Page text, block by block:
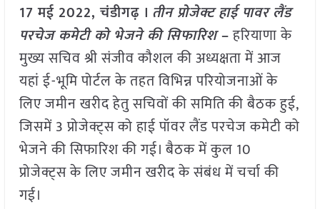
17 मई 2022, चंडीगढ़ । तीन प्रोजेक्ट हाई पावर लैंड
परचेज कमेटी को भेजने की सिफारिश–हरियाणा के
मुख्य सचिव श्री संजीव कौशल की अध्यक्षता में आज
यहां ई-भूमि पोर्टल के तहत विभिन्न परियोजनाओं के
लिए जमीन खरीद हेतु सचिवों की समिति की बैठक हुई,
जिसमें 3 प्रोजेक्ट्स को हाई पॉवर लैंड परचेज कमेटी को
भेजने की सिफारिश की गई। बैठक में कुल 10
प्रोजेक्ट्स के लिए जमीन खरीद के संबंध में चर्चा की
गई।